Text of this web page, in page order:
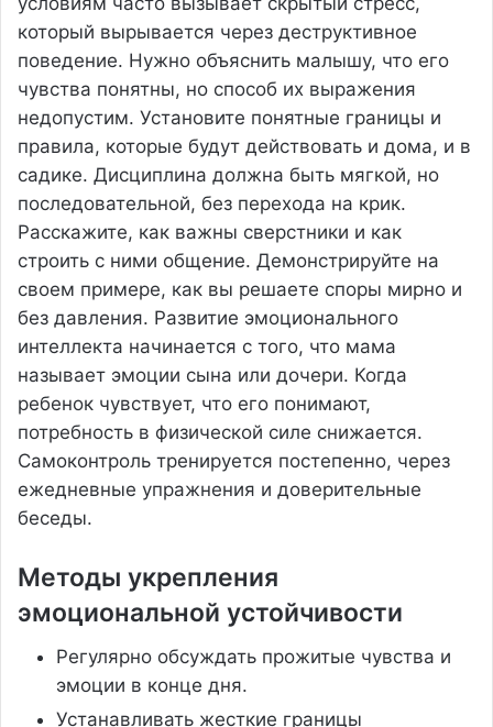
который вырывается через деструктивное
поведение. Нужно объяснить малышу, что его
чувства понятны, но способ их выражения
недопустим. Установите понятные границы и
правила, которые будут действовать и дома, и в
садике. Дисциплина должна быть мягкой, но
последовательной, без перехода на крик.
Расскажите, как важны сверстники и как
строить с ними общение. Демонстрируйте на
своем примере, как вы решаете споры мирно и
без давления. Развитие эмоционального
интеллекта начинается с того, что мама
называет эмоции сына или дочери. Когда
ребенок чувствует, что его понимают,
потребность в физической силе снижается.
Самоконтроль тренируется постепенно, через
ежедневные упражнения и доверительные
беседы.
Методы укрепления
эмоциональной устойчивости
Регулярно обсуждать прожитые чувства и
эмоции в конце дня.
Устанавливать жесткие границы